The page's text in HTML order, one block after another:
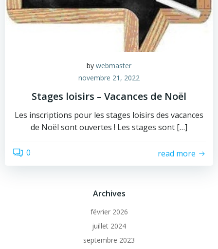
by webmaster
novembre 21, 2022
Stages loisirs – Vacances de Noël
Les inscriptions pour les stages loisirs des vacances
de Noël sont ouvertes ! Les stages sont […]
0 read more
Archives
février 2026
juillet 2024
septembre 2023